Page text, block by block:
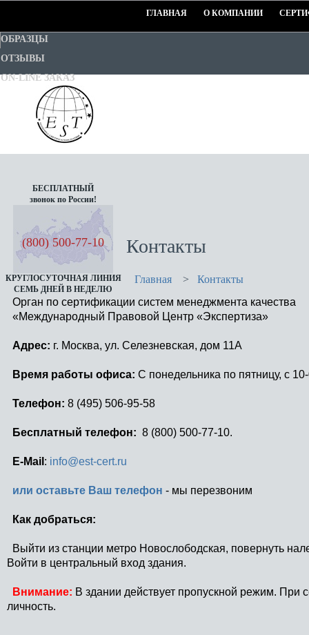
ГЛАВНАЯ О КОМПАНИИ
ОБРАЗЦЫ
ОТЗЫВЫ
ON-LINE ЗАКАЗ
БЕСПЛАТНЫЙ
звонок по России!
(800) 500-77-10
КРУГЛОСУТОЧНАЯ ЛИНИЯ
СЕМЬ ДНЕЙ В НЕДЕЛЮ
Контакты
Главная > Контакты
Орган по сертификации систем менеджмента качества
«Международный Правовой Центр «Экспертиза»
Адрес: г. Москва, ул. Селезневская, дом 11А
Время работы офиса: С понедельника по пятницу, с
Телефон: 8 (495) 506-95-58
Бесплатный телефон: 8 (800) 500-77-10.
E-Mail : info@est-cert.ru
или оставьте Ваш телефон - мы перезвоним
Как добраться:
Выйти из станции метро Новослободская, повернуть
Войти в центральный вход здания.
Внимание: В здании действует пропускной режим.
личность.